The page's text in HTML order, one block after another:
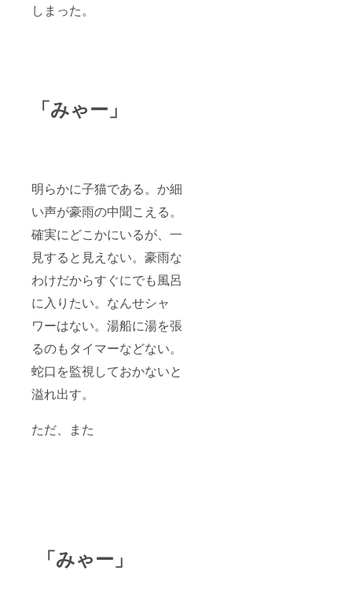
しまった。
「みゃー」
明らかに子猫である。か細
い声が豪雨の中聞こえる。
確実にどこかにいるが、一
見すると見えない。豪雨な
わけだからすぐにでも風呂
に入りたい。なんせシャ
ワーはない。湯船に湯を張
るのもタイマーなどない。
蛇口を監視しておかないと
溢れ出す。
ただ、また
「みゃー」